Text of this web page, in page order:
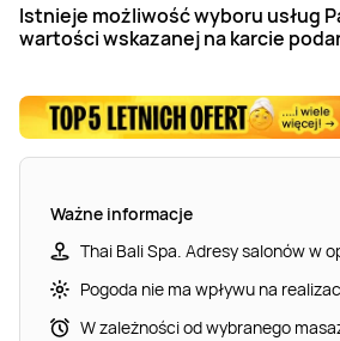
Istnieje możliwość wyboru usług
wartości wskazanej na karcie
Ważne informacje
Thai Bali Spa. Adresy salonów w
Pogoda nie ma wpływu na
W zależności od wybranego